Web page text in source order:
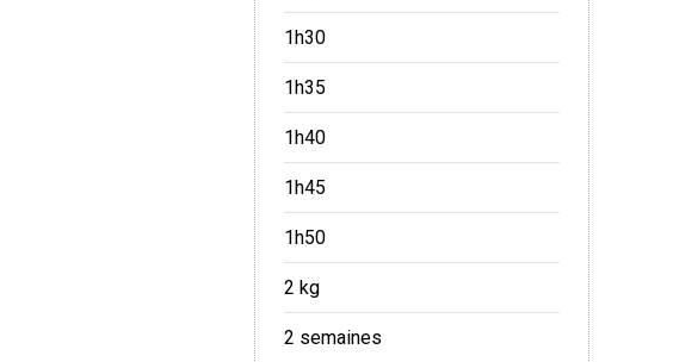
1h30
1h35
1h40
1h45
1h50
2 kg
2 semaines